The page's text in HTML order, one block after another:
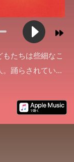
たちは些細なこ
踊らされてい...